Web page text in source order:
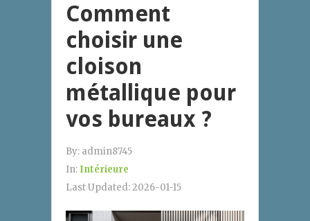
Comment
choisir une
cloison
métallique pour
vos bureaux ?
By: admin8745
In: Intérieure
Last Updated:2026-01-15